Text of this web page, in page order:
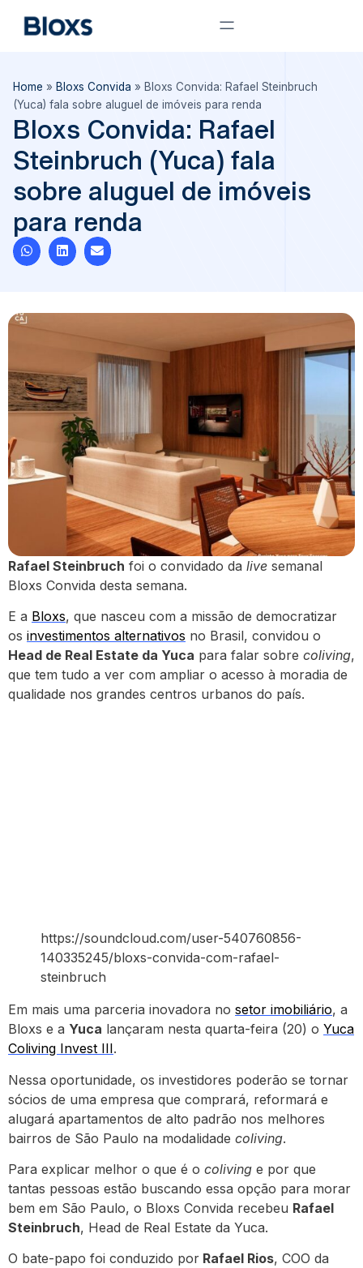
Home » Bloxs Convida » Bloxs Convida: Rafael Steinbruch
(Yuca) fala sobre aluguel de imóveis para renda
Bloxs Convida: Rafael
Steinbruch (Yuca) fala
sobre aluguel de imóveis
para renda
Rafael Steinbruch foi o convidado da live semanal
Bloxs Convida desta semana.
E a Bloxs, que nasceu com a missão de democratizar
os investimentos alternativos no Brasil, convidou o
Head de Real Estate da Yuca para falar sobre coliving,
que tem tudo a ver com ampliar o acesso à moradia de
qualidade nos grandes centros urbanos do país.
https://soundcloud.com/user-540760856-
140335245/bloxs-convida-com-rafael-
steinbruch
Em mais uma parceria inovadora no setor imobiliário, a
Bloxs e a Yuca lançaram nesta quarta-feira (20) o Yuca
Coliving Invest III.
Nessa oportunidade, os investidores poderão se tornar
sócios de uma empresa que comprará, reformará e
alugará apartamentos de alto padrão nos melhores
bairros de São Paulo na modalidade coliving.
Para explicar melhor o que é o coliving e por que
tantas pessoas estão buscando essa opção para morar
bem em São Paulo, o Bloxs Convida recebeu Rafael
Steinbruch, Head de Real Estate da Yuca.
O bate-papo foi conduzido por Rafael Rios, COO da